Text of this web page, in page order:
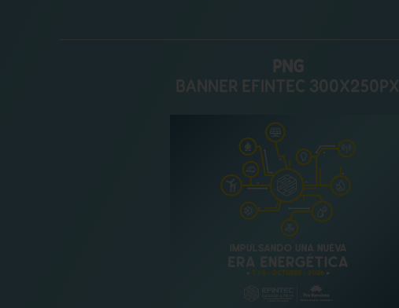
PNG
BANNER EFINTEC 300X250PX